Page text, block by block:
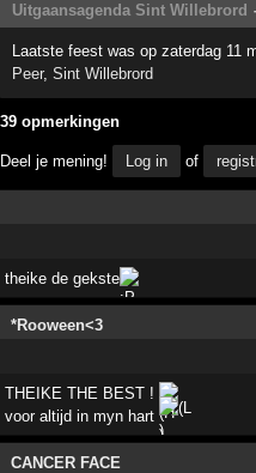
Uitgaansagenda Sint Willebrord
Laatste feest was op zaterdag 11
Peer,Sint Willebrord
39 opmerkingen
Deel je mening! Log in of
theike de gekste
*Rooween<3
THEIKE THE BEST !
voor altijd in myn hart
CANCER FACE